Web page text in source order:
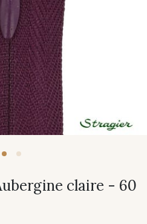
claire - 60